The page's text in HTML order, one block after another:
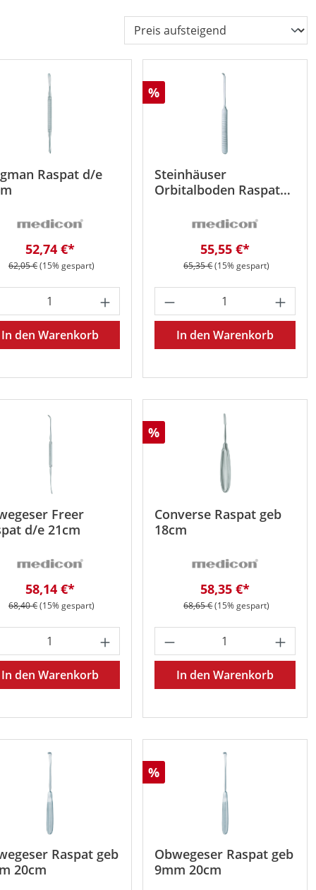
benutze die Schaltflächen um
Wert ein oder benutze
Raspat d/e
Verkaufspreis:
52,74 €*
Regulärer Preis:
62,05 €(15% gespart)
Anzahl: Gib den gewünschten
In den Warenkorb
Rabatt
%
Steinhäuser
Orbitalboden Raspat
Verkaufspreis:
55,55 €*
Regulärer Preis:
65,35 €(15% gespart)
Produkt Anzahl:
In den Warenkorb
benutze die Schaltflächen um
Wert ein oder benutze
Freer
d/e 21cm
Verkaufspreis:
58,14 €*
Regulärer Preis:
68,40 €(15% gespart)
Anzahl: Gib den gewünschten
In den Warenkorb
Rabatt
%
Converse Raspat geb
18cm
Verkaufspreis:
58,35 €*
Regulärer Preis:
68,65 €(15% gespart)
Produkt Anzahl:
In den Warenkorb
Raspat geb
20cm
Rabatt
%
Obwegeser Raspat geb
9mm 20cm